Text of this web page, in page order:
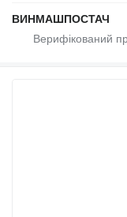
ВИНМАШПОСТАЧ